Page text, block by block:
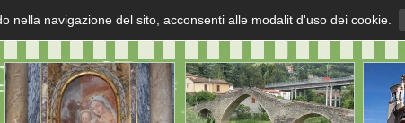
nella navigazione del sito, acconsenti alle modalit d'uso dei cookie.